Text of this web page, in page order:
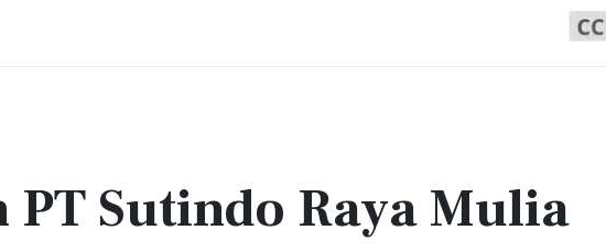
Sutindo Raya Mulia